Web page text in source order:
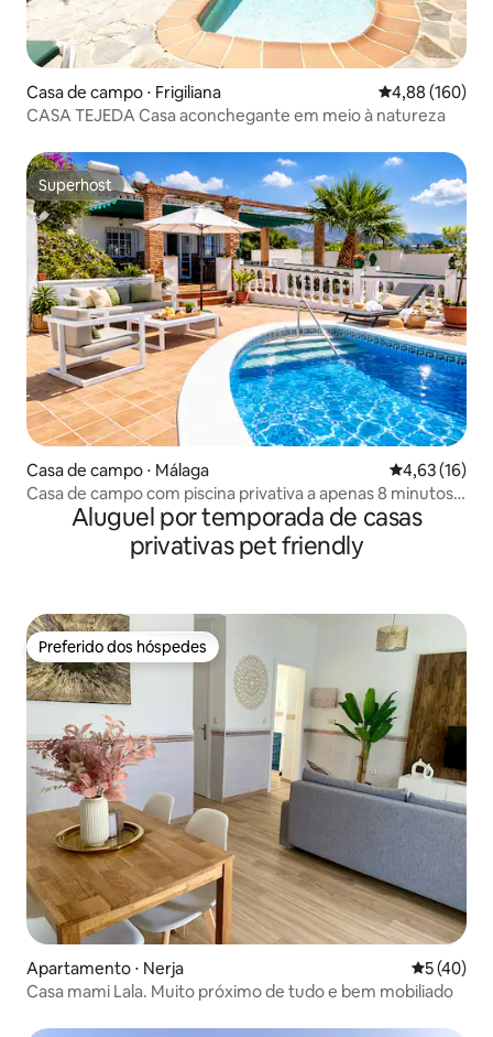
Casa de campo ⋅ Frigiliana 4,88 de uma
4,88 (160)
CASA TEJEDA Casa aconchegante em meio à natureza
Superhost
Superhost
Casa de campo ⋅ Málaga 4,63 de uma
4,63 (16)
Casa de campo com piscina privativa a apenas 8 minutos
de NerjaAluguel por temporada de casas
privativas pet friendly
Preferido dos hóspedes
Preferido dos hóspedes
Apartamento ⋅ Nerja 5 de uma
5 (40)
Casa mami Lala. Muito próximo de tudo e bem mobiliado